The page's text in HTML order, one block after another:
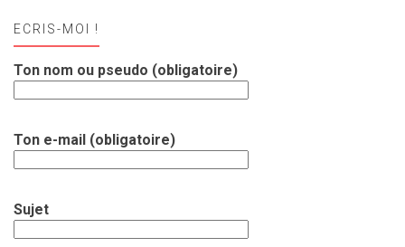
ECRIS-MOI !
Ton nom ou pseudo (obligatoire)
Ton e-mail (obligatoire)
Sujet